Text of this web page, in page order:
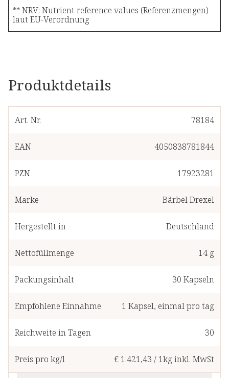
Produktdetails
Art. Nr. 78184
EAN 4050838781844
PZN 17923281
Marke Bärbel Drexel
Hergestellt in Deutschland
Nettofüllmenge 14 g
Packungsinhalt 30 Kapseln
Empfohlene Einnahme 1 Kapsel, einmal pro tag
Reichweite in Tagen 30
Preis pro kg/l € 1.421,43 / 1kginkl. MwSt
** NRV: Nutrient reference values (Referenzmengen)
laut EU-Verordnung